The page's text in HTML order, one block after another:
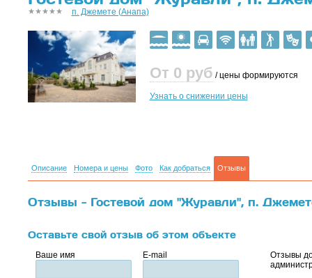
п. Джемете (Анапа)
От 0 руб / цены формируются
Узнать о снижении цены
Описание Номера и цены Фото Как добраться Отзывы
Отзывы - Гостевой дом "Журавли", п.
Оставьте свой отзыв об этом объекте
Ваше имя E-mail
Отзывы